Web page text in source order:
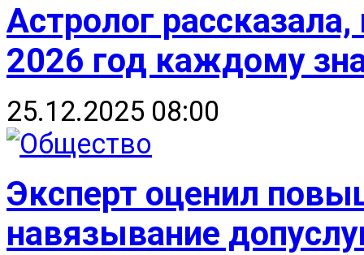
Астролог
2026 год каждому
25.12.2025 08:00
Эксперт оценил
навязывание